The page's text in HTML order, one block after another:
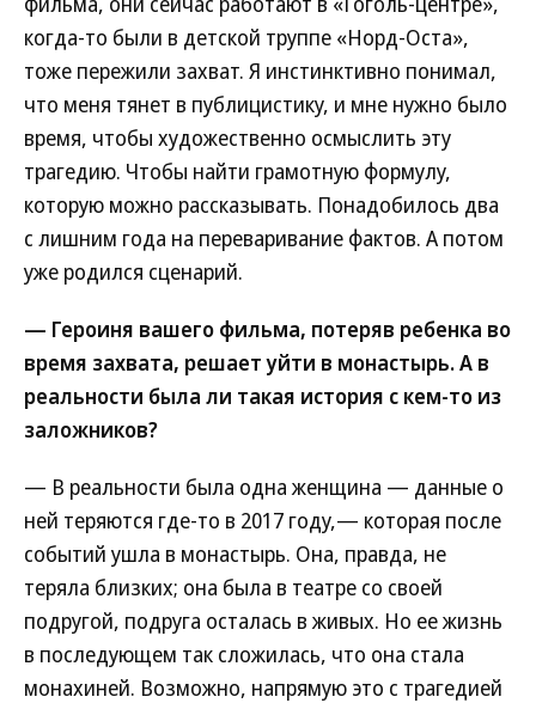
когда-то были в детской труппе «Норд-Оста»,
тоже пережили захват. Я инстинктивно понимал,
что меня тянет в публицистику, и мне нужно было
время, чтобы художественно осмыслить эту
трагедию. Чтобы найти грамотную формулу,
которую можно рассказывать. Понадобилось два
с лишним года на переваривание фактов. А потом
уже родился сценарий.
— Героиня вашего фильма, потеряв ребенка во
время захвата, решает уйти в монастырь. А в
реальности была ли такая история с кем-то из
заложников?
— В реальности была одна женщина — данные о
ней теряются где-то в 2017 году,— которая после
событий ушла в монастырь. Она, правда, не
теряла близких; она была в театре со своей
подругой, подруга осталась в живых. Но ее жизнь
в последующем так сложилась, что она стала
монахиней. Возможно, напрямую это с трагедией